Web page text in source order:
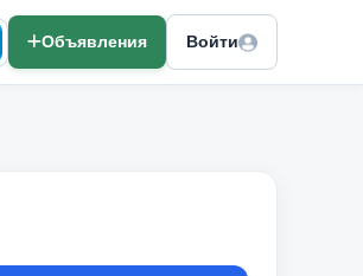
Объявления Войти